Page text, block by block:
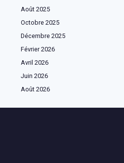
Août 2025
Octobre 2025
Décembre 2025
Février 2026
Avril 2026
Juin 2026
Août 2026